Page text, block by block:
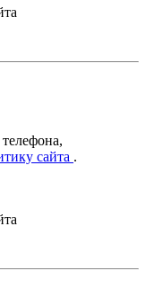
сайта .